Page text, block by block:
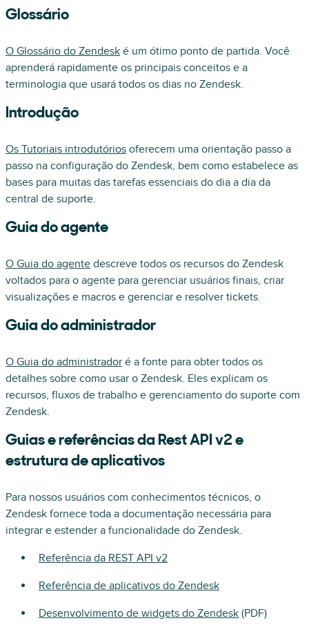
Glossário
O Glossário do Zendesk é um ótimo ponto de partida. Você
aprenderá rapidamente os principais conceitos e a
terminologia que usará todos os dias no Zendesk.
Introdução
Os Tutoriais introdutórios oferecem uma orientação passo a
passo na configuração do Zendesk, bem como estabelece as
bases para muitas das tarefas essenciais do dia a dia da
central de suporte.
Guia do agente
O Guia do agente descreve todos os recursos do Zendesk
voltados para o agente para gerenciar usuários finais, criar
visualizações e macros e gerenciar e resolver tickets.
Guia do administrador
O Guia do administrador é a fonte para obter todos os
detalhes sobre como usar o Zendesk. Eles explicam os
recursos, fluxos de trabalho e gerenciamento do suporte com
Zendesk.
Guias e referências da Rest API v2 e
estrutura de aplicativos
Para nossos usuários com conhecimentos técnicos, o
Zendesk fornece toda a documentação necessária para
integrar e estender a funcionalidade do Zendesk.
Referência da REST API v2
Referência de aplicativos do Zendesk
Desenvolvimento de widgets do Zendesk (PDF)